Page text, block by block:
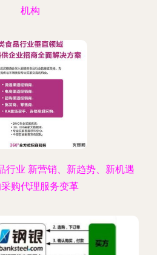
机构
行业 新营销、新趋势、新机遇
购代理服务变革